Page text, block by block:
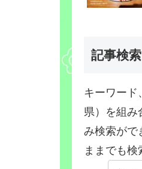
記事検索
キーワード
県）を組み
み検索がで
ままでも検